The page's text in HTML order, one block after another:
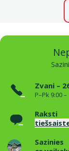
Zvani –
P–Pk 9:00 –
Raksti
Sazinies